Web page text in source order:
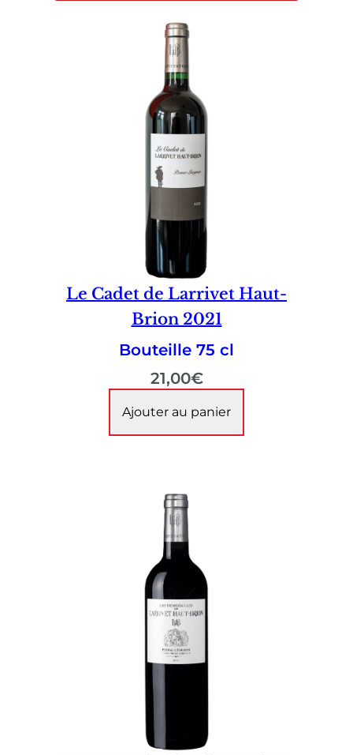
Le Cadet de Larrivet Haut-
Brion 2021
Bouteille 75 cl
21,00€
Ajouter au panier